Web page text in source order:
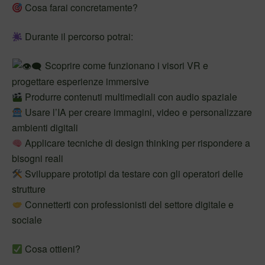
Cosa farai concretamente?
Durante il percorso potrai:
Scoprire come funzionano i visori VR e
progettare esperienze immersive
Produrre contenuti multimediali con audio spaziale
Usare l’IA per creare immagini, video e personalizzare
ambienti digitali
Applicare tecniche di design thinking per rispondere a
bisogni reali
Sviluppare prototipi da testare con gli operatori delle
strutture
Connetterti con professionisti del settore digitale e
sociale
Cosa ottieni?